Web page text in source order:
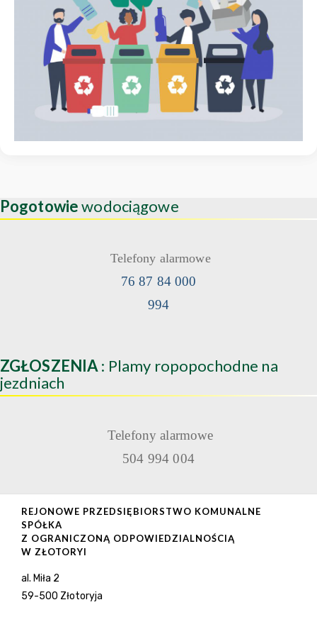
Pogotowiewodociągowe
Telefony alarmowe
76 87 84 000
994
ZGŁOSZENIA : Plamy ropopochodne na
jezdniach
Telefony alarmowe
504 994 004
REJONOWE PRZEDSIĘBIORSTWO KOMUNALNE
SPÓŁKA
Z OGRANICZONĄ ODPOWIEDZIALNOŚCIĄ
W ZŁOTORYI
al. Miła 2
59-500 Złotoryja